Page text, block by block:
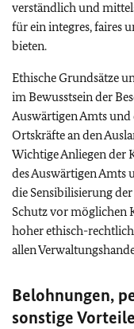
verständlich und
für ein integres, faires
bieten.
Ethische Grundsätze
im Bewusstsein der
Auswärtigen Amts
Ortskräfte an den
Wichtige Anliegen der
des Auswärtigen Amts
die Sensibilisierung
Schutz vor möglichen
hoher ethisch-
allen
Belohnungen,
sonstige Vorteile